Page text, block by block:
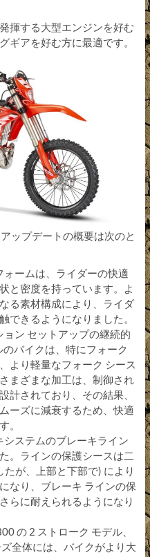
揮する大型エンジンを好む
ギアを好む方に最適です。
ップデートの概要は次のと
ォームは、ライダーの快適
と密度を持っています。よ
る素材構成により、ライダ
できるようになりました。
ョン セットアップの継続的
バイクは、特にフォーク
より軽量なフォーク シース
まざまな加工は、制御され
計されており、その結果、
ーズに減衰するため、快適
。
システムのブレーキライン
。ラインの保護シースは二
が、上部と下部で) により
なり、ブレーキ ラインの保
らに耐えられるようになり
の 2 ストローク モデル、
全体には、バイクがより大